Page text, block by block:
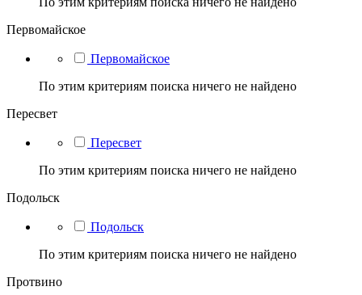
Первомайское
Первомайское
По этим критериям поиска ничего не найдено
Пересвет
Пересвет
По этим критериям поиска ничего не найдено
Подольск
Подольск
По этим критериям поиска ничего не найдено
Протвино